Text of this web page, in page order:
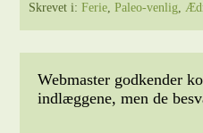
Skrevet i:Ferie,Paleo-venlig,
Webmaster godkender
indlæggene, men de